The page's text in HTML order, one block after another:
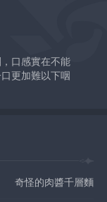
口感實在不能
更加難以下咽
奇怪的肉醬千層麵